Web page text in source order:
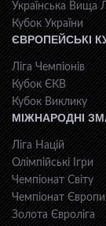
Українська Вища
Кубок України
ЄВРОПЕЙСЬКІ
Ліга Чемпіонів
Кубок ЄКВ
Кубок Виклику
МІЖНАРОДНІ
Ліга Націй
Олімпійські Ігри
Чемпіонат Світу
Чемпіонат Європи
Золота Євроліга